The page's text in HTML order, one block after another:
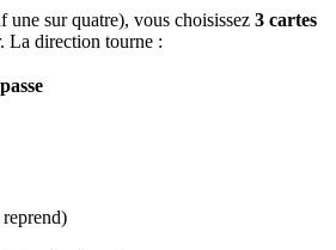
une sur quatre), vous choisissez 3 cartes
La direction tourne :